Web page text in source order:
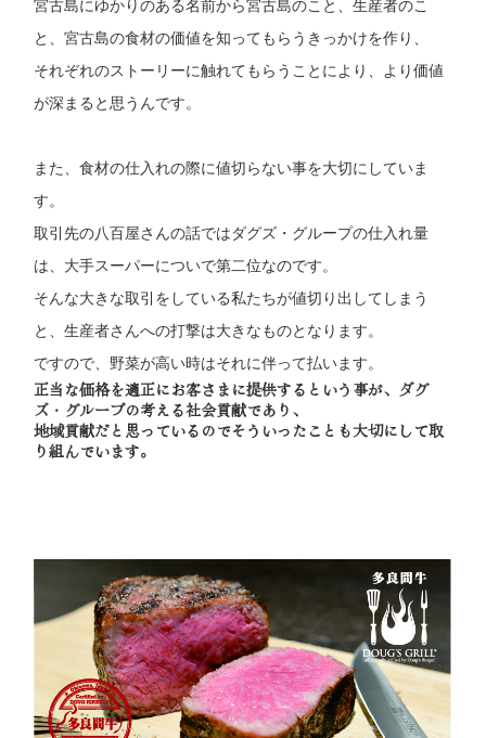
宮古島にゆかりのある名前から宮古島のこと、生産者のこ
と、宮古島の食材の価値を知ってもらうきっかけを作り、
それぞれのストーリーに触れてもらうことにより、より価値
が深まると思うんです。
また、食材の仕入れの際に値切らない事を大切にしていま
す。
取引先の八百屋さんの話ではダグズ・グループの仕入れ量
は、大手スーパーについで第二位なのです。
そんな大きな取引をしている私たちが値切り出してしまう
と、生産者さんへの打撃は大きなものとなります。
ですので、野菜が高い時はそれに伴って払います。
正当な価格を適正にお客さまに提供するという事が、ダグ
ズ・グループの考える社会貢献であり、
地域貢献だと思っているのでそういったことも大切にして取
り組んでいます。